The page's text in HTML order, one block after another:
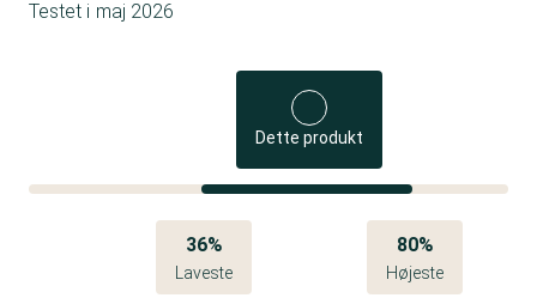
Testet i maj 2026
Dette produkt
36%
Laveste
80%
Højeste